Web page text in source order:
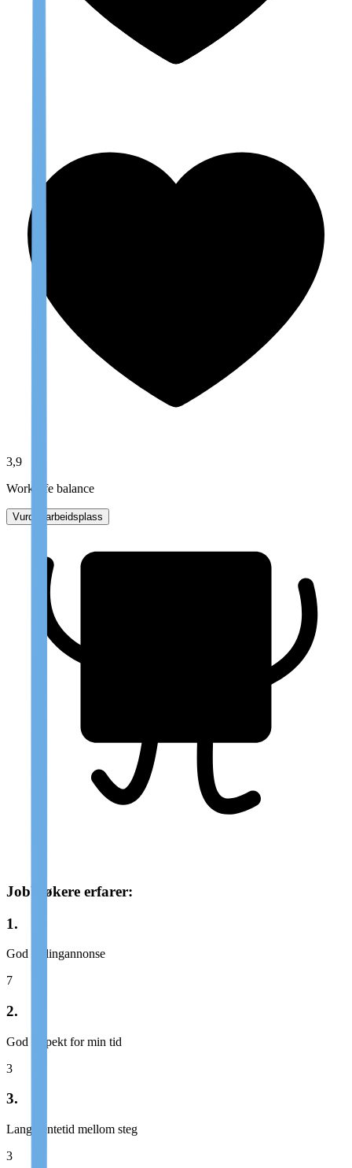
3,9
Work-life balance
Vurder arbeidsplass
Jobbsøkere erfarer:
1.
God stillingannonse
7
2.
God respekt for min tid
3
3.
Lang ventetid mellom steg
3